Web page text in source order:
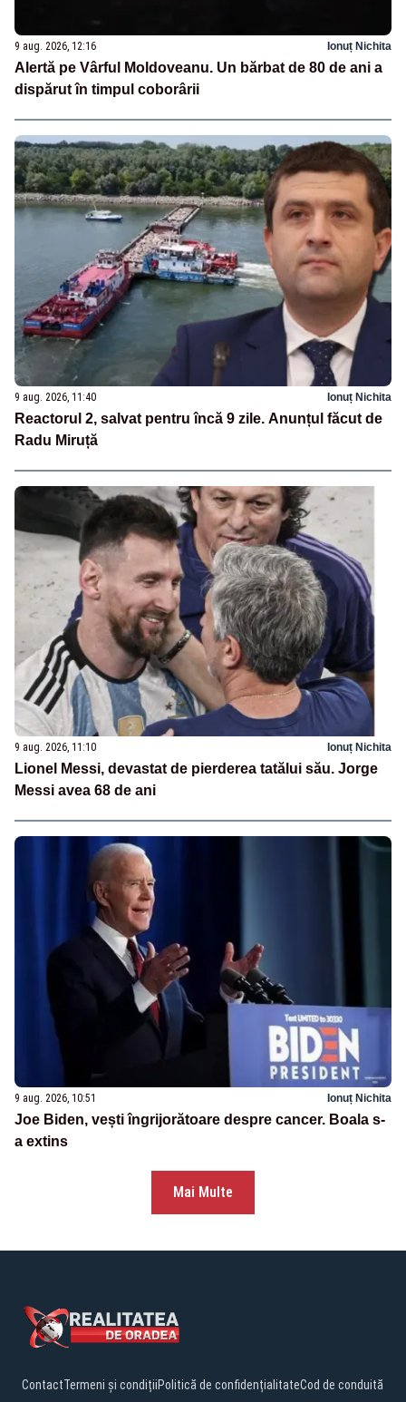
9 aug. 2026, 12:16 Ionuț Nichita
Alertă pe Vârful Moldoveanu. Un bărbat de 80 de ani a
dispărut în timpul coborârii
9 aug. 2026, 11:40 Ionuț Nichita
Reactorul 2, salvat pentru încă 9 zile. Anunțul făcut de
Radu Miruță
9 aug. 2026, 11:10 Ionuț Nichita
Lionel Messi, devastat de pierderea tatălui său. Jorge
Messi avea 68 de ani
9 aug. 2026, 10:51 Ionuț Nichita
Joe Biden, vești îngrijorătoare despre cancer. Boala s-
a extins
Mai Multe
ContactTermeni și condițiiPolitică de confidențialitateCod de conduită